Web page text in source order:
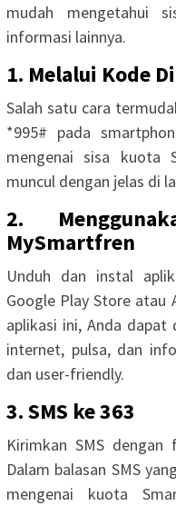
mudah mengetahui
informasi lainnya.
1. Melalui Kode
Salah satu cara
*995# pada
mengenai sisa kuota
muncul dengan jelas di
2.
MySmartfren
Unduh dan instal
Google Play Store atau
aplikasi ini, Anda
internet, pulsa, dan
dan user-friendly.
3. SMS ke 363
Kirimkan SMS
Dalam balasan SMS
mengenai kuota